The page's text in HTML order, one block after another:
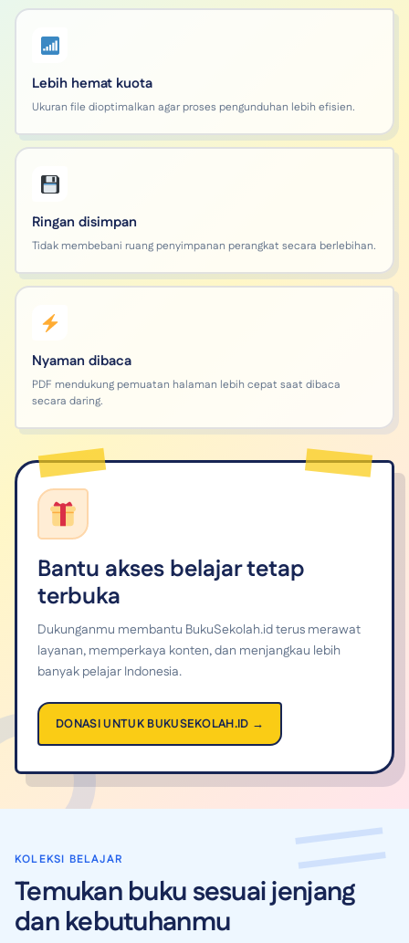
Lebih hemat kuota
Ukuran file dioptimalkan agar proses pengunduhan lebih efisien.
Ringan disimpan
Tidak membebani ruang penyimpanan perangkat secara berlebihan.
Nyaman dibaca
PDF mendukung pemuatan halaman lebih cepat saat dibaca
secara daring.
Bantu akses belajar tetap
terbuka
Dukunganmu membantu BukuSekolah.id terus merawat
layanan, memperkaya konten, dan menjangkau lebih
banyak pelajar Indonesia.
DONASI UNTUK BUKUSEKOLAH.ID →
KOLEKSI BELAJAR
Temukan buku sesuai jenjang
dan kebutuhanmu